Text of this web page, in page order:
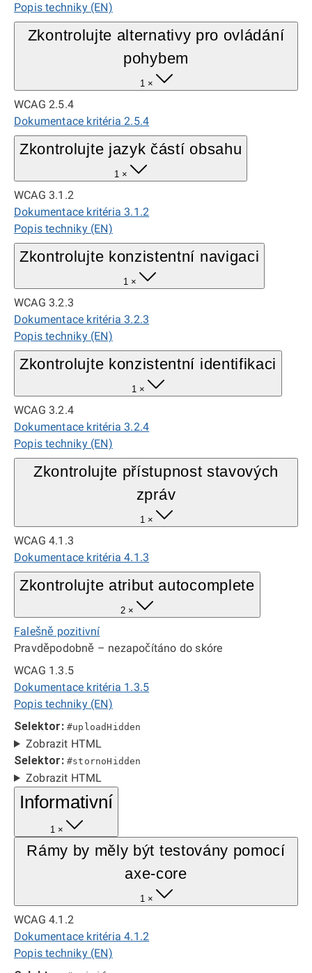
Popis techniky (EN)
Zkontrolujte alternativy pro ovládání
pohybem
1 ×
WCAG 2.5.4
Dokumentace kritéria 2.5.4
Zkontrolujte jazyk částí obsahu
1 ×
WCAG 3.1.2
Dokumentace kritéria 3.1.2
Popis techniky (EN)
Zkontrolujte konzistentní navigaci
1 ×
WCAG 3.2.3
Dokumentace kritéria 3.2.3
Popis techniky (EN)
Zkontrolujte konzistentní identifikaci
1 ×
WCAG 3.2.4
Dokumentace kritéria 3.2.4
Popis techniky (EN)
Zkontrolujte přístupnost stavových
zpráv
1 ×
WCAG 4.1.3
Dokumentace kritéria 4.1.3
Zkontrolujte atribut autocomplete
2 ×
Falešně pozitivní
Pravděpodobně – nezapočítáno do skóre
WCAG 1.3.5
Dokumentace kritéria 1.3.5
Popis techniky (EN)
Selektor: #uploadHidden
Zobrazit HTML
Selektor: #stornoHidden
Zobrazit HTML
Informativní
1 ×
Rámy by měly být testovány pomocí
axe-core
1 ×
WCAG 4.1.2
Dokumentace kritéria 4.1.2
Popis techniky (EN)